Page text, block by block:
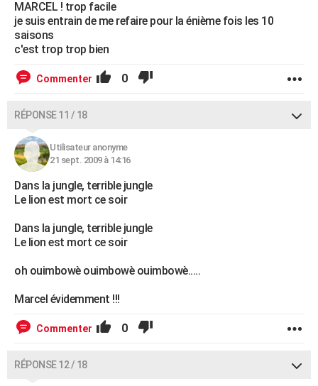
MARCEL ! trop facile
je suis entrain de me refaire pour la énième fois les 10
saisons
c'est trop trop bien
Commenter 0
RÉPONSE 11 / 18
Utilisateur anonyme
21 sept. 2009 à 14:16
Dans la jungle, terrible jungle
Le lion est mort ce soir
Dans la jungle, terrible jungle
Le lion est mort ce soir
oh ouimbowè ouimbowè ouimbowè.....
Marcel évidemment !!!
Commenter 0
RÉPONSE 12 / 18